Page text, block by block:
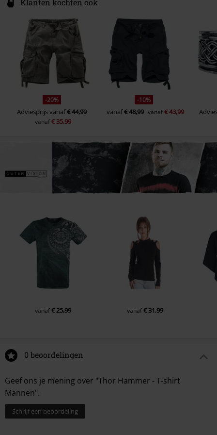
Klanten kochten ook
-20%
Adviesprijsvanaf€ 44,99
vanaf€ 35,99
-10%
vanaf€ 48,99 vanaf€ 43,99
vanaf€ 25,99 vanaf€ 31,99
0 beoordelingen
Geef ons je mening over "Thor Hammer - T-shirt
Mannen".
Schrijf een beoordeling